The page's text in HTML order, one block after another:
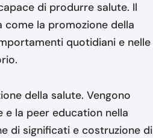
di produrre salute. Il
come la promozione della
quotidiani e nelle
della salute. Vengono
e la peer education nella
di significati e costruzione di